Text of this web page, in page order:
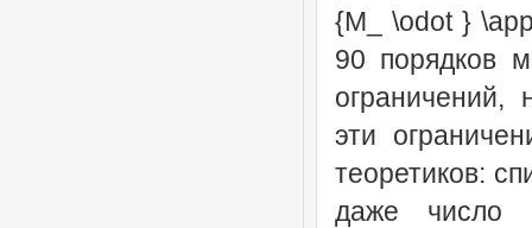
{M_ \odot }
90 порядков
ограничений,
эти
теоретиков:
даже число